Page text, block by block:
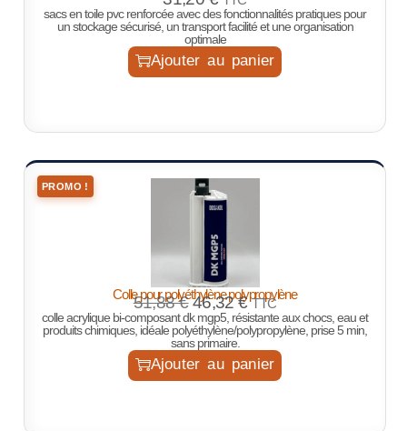
sacs en toile pvc renforcée avec des fonctionnalités pratiques pour
un stockage sécurisé, un transport facilité et une organisation
optimale
Ajouter au panier
PROMO !
Colle pour polyéthylène polypropylène
51,88€ 46,32€ TTC
colle acrylique bi-composant dk mgp5, résistante aux chocs, eau et
produits chimiques, idéale polyéthylène/polypropylène, prise 5 min,
sans primaire.
Ajouter au panier